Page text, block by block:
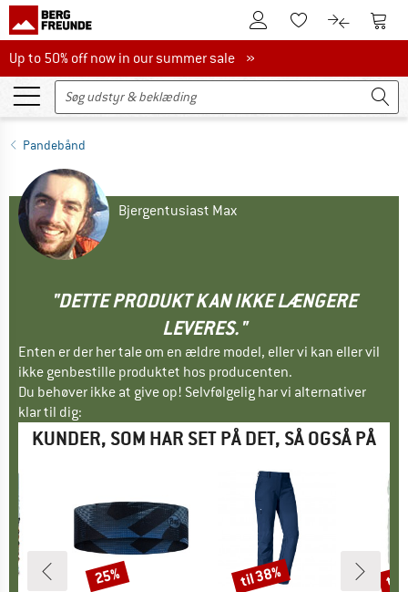
Til kundekontoenTil huskesedlen.
Til Til
Up to 50% off now in our summer sale
Up to 50% off now in our summer sale »
Pandebånd
Bjergentusiast Max
"DETTE PRODUKT KAN IKKE LÆNGERE
LEVERES."
Enten er der her tale om en ældre model, eller vi kan eller vil
ikke genbestille produktet hos producenten.
Du behøver ikke at give op! Selvfølgelig har vi alternativer
klar til dig:
KUNDER, SOM HAR SET PÅ DET, SÅ OGSÅ PÅ
Rabat
25% Rabat
til 38% til